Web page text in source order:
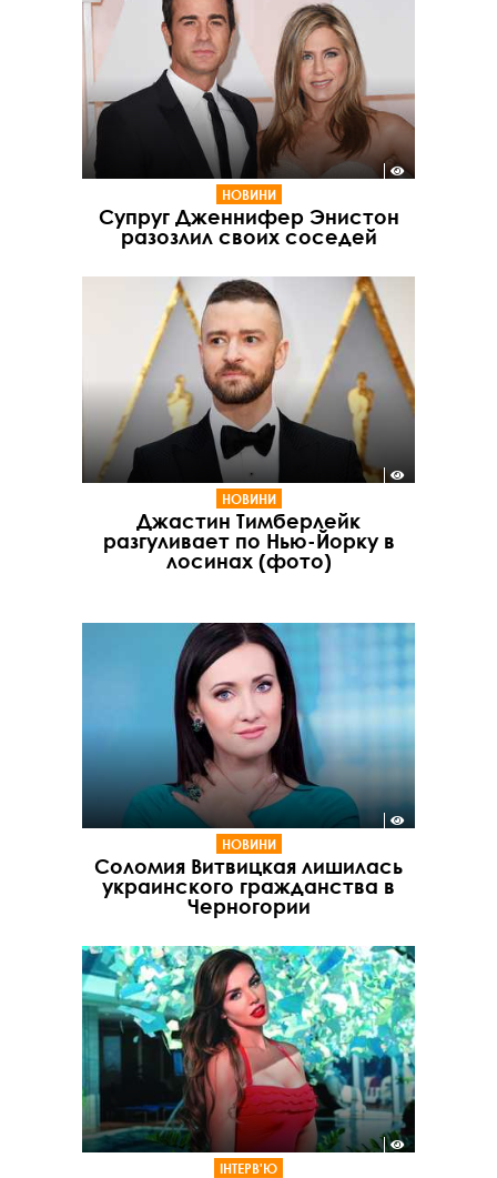
НОВИНИ
Супруг Дженнифер Энистон
разозлил своих соседей
НОВИНИ
Джастин Тимберлейк
разгуливает по Нью-Йорку в
лосинах (фото)
НОВИНИ
Соломия Витвицкая лишилась
украинского гражданства в
Черногории
ІНТЕРВ'Ю